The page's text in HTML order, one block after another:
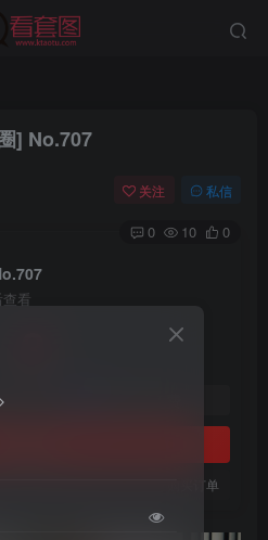
] No.707
关注 私信
0 10 0
看
录！建议登陆后购买，可保存购买订单